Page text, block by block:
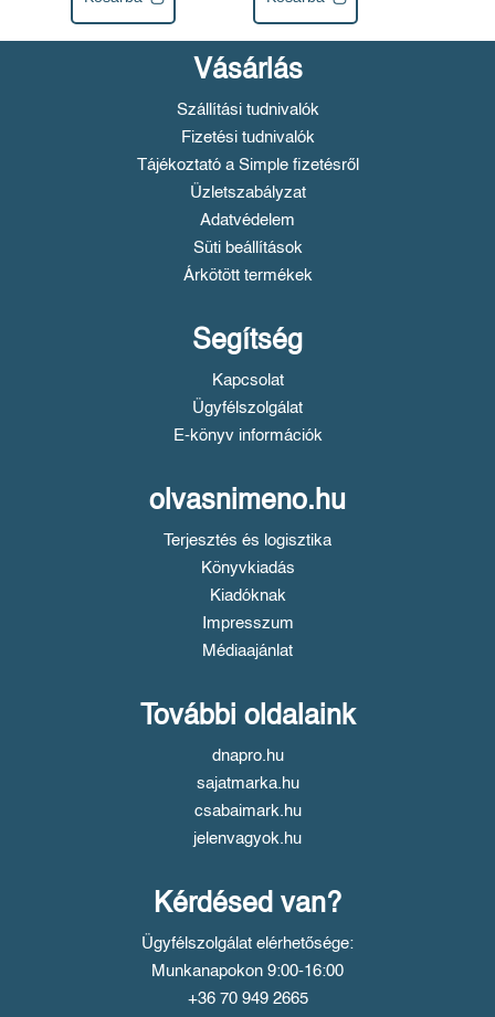
Vásárlás
Szállítási tudnivalók
Fizetési tudnivalók
Tájékoztató a Simple fizetésről
Üzletszabályzat
Adatvédelem
Süti beállítások
Árkötött termékek
Segítség
Kapcsolat
Ügyfélszolgálat
E-könyv információk
olvasnimeno.hu
Terjesztés és logisztika
Könyvkiadás
Kiadóknak
Impresszum
Médiaajánlat
További oldalaink
dnapro.hu
sajatmarka.hu
csabaimark.hu
jelenvagyok.hu
Kérdésed van?
Ügyfélszolgálat elérhetősége:
Munkanapokon 9:00-16:00
+36 70 949 2665